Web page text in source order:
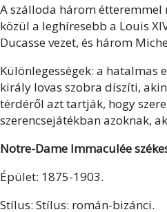
A szálloda három étteremmel
közül a leghíresebb a Louis
Ducasse vezet, és három
Különlegességek: a hatalmas
király lovas szobra díszíti,
térdéről azt tartják, hogy
szerencsejátékban azoknak,
Notre-Dame Immaculée
Épület: 1875-1903.
Stílus: Stílus: román-bizánci.